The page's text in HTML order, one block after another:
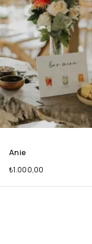
Anie
₺1.000,00